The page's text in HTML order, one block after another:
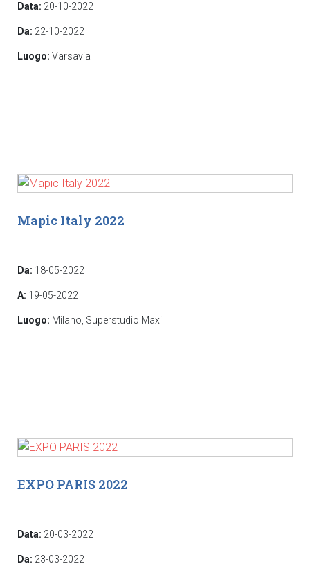
Data: 20-10-2022
Da: 22-10-2022
Luogo: Varsavia
Mapic Italy 2022
Da: 18-05-2022
A: 19-05-2022
Luogo: Milano, Superstudio Maxi
EXPO PARIS 2022
Data: 20-03-2022
Da: 23-03-2022